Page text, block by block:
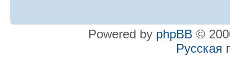
Powered by phpBB ©
Русская